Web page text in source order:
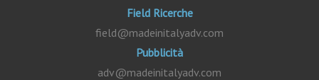
Field Ricerche
field@madeinitalyadv.com
Pubblicità
adv@madeinitalyadv.com